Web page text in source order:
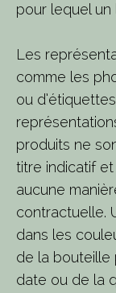
pour lequel un
Les
comme les
ou
produits ne
titre indicatif
aucune
contractuelle.
dans les
de la bouteille
date ou de la